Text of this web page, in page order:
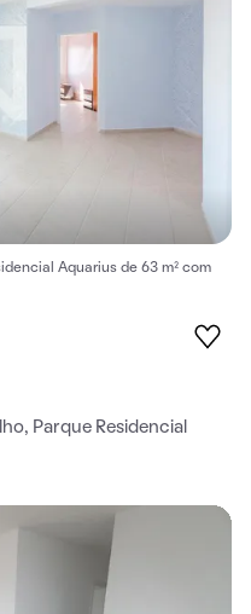
Aquarius de 63 m² com
Parque Residencial